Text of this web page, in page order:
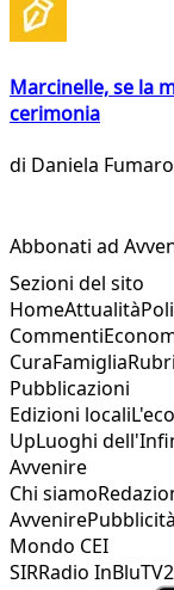
Marcinelle, se la
cerimonia
di Daniela
Abbonati ad
Sezioni del sito
HomeAttualità
Commenti
CuraFamiglia
Pubblicazioni
Edizioni locali
UpLuoghi
Avvenire
Chi siamo
AvvenirePubblicità
Mondo CEI
SIRRadio InBlu